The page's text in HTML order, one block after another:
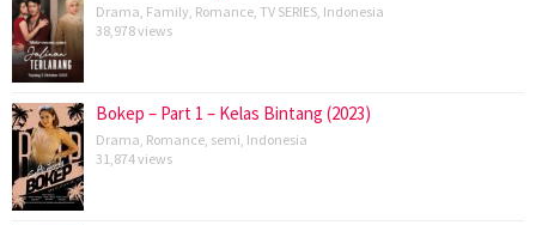
Drama Family Romance TV SERIES Indonesia
38,978 views
Bokep – Part 1 – Kelas Bintang (2023)
Drama Romance semi Indonesia
31,874 views